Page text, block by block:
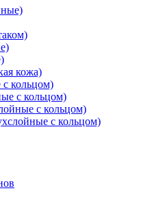
кожа)
кольцом)
с кольцом)
с кольцом)
с кольцом)